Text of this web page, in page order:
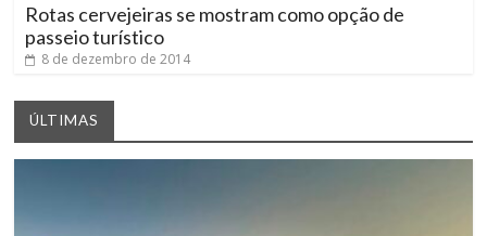
Rotas cervejeiras se mostram como opção de
passeio turístico
8 de dezembro de 2014
ÚLTIMAS